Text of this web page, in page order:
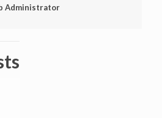
Administrator